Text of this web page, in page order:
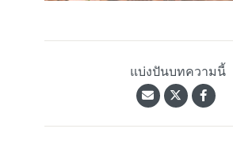
แบ่งปันบทความนี้